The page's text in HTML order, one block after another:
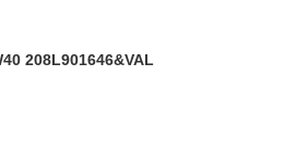
208L901646&VAL